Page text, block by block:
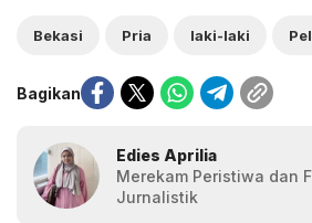
Bekasi Pria laki-laki
Bagikan
Edies Aprilia
Merekam Peristiwa dan
Jurnalistik